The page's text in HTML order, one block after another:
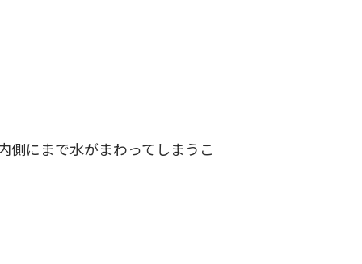
側にまで水がまわってしまうこ